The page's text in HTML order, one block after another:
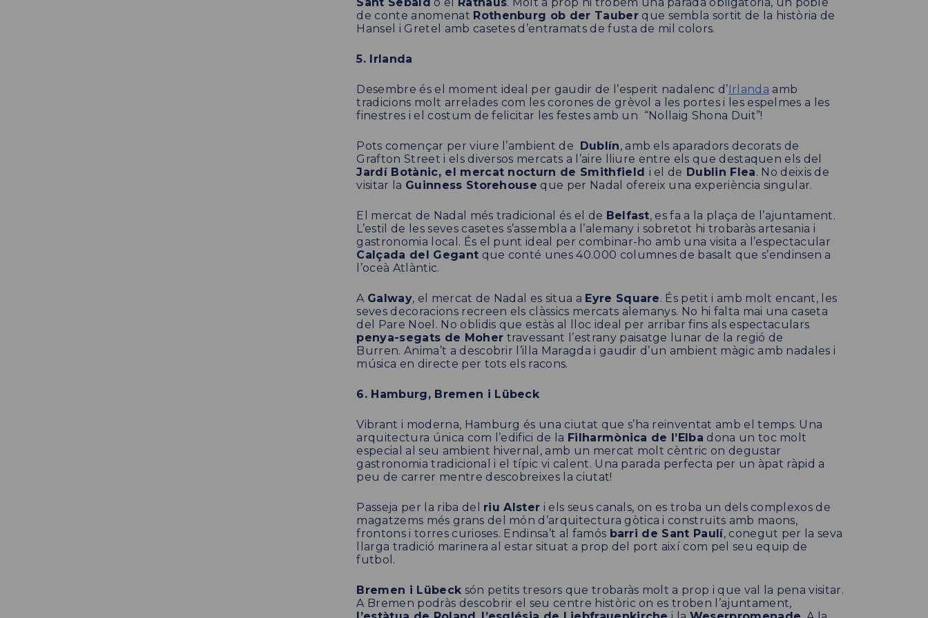
de conte anomenat Rothenburg ob der Tauberque sembla sortit de la història de
Hansel i Gretel amb casetes d’entramats de fusta de mil colors.
5. Irlanda
Desembre és el moment ideal per gaudir de l’esperit nadalenc d’Irlanda amb
tradicions molt arrelades com les corones de grèvol a les portes i les espelmes a les
finestres i el costum de felicitar les festes amb un “Nollaig Shona Duit”!
Pots començar per viure l’ambient de Dublín, amb els aparadors decorats de
Grafton Street i els diversos mercats a l’aire lliure entre els que destaquen els del
Jardí Botànic, el mercat nocturn de Smithfield i el de Dublin Flea. No deixis de
visitar la Guinness Storehouse que per Nadal ofereix una experiència singular.
El mercat de Nadal més tradicional és el de Belfast, es fa a la plaça de l’ajuntament.
L’estil de les seves casetes s’assembla a l’alemany i sobretot hi trobaràs artesania i
gastronomia local. És el punt ideal per combinar-ho amb una visita a l’espectacular
Calçada del Gegant que conté unes 40.000 columnes de basalt que s’endinsen a
l’oceà Atlàntic.
A Galway, el mercat de Nadal es situa a Eyre Square. És petit i amb molt encant, les
seves decoracions recreen els clàssics mercats alemanys. No hi falta mai una caseta
del Pare Noel. No oblidis que estàs al lloc ideal per arribar fins als espectaculars
penya-segats de Moher travessant l’estrany paisatge lunar de la regió de
Burren. Anima’t a descobrir l’illa Maragda i gaudir d’un ambient màgic amb nadales i
música en directe per tots els racons.
6. Hamburg, Bremen i Lübeck
Vibrant i moderna, Hamburg és una ciutat que s’ha reinventat amb el temps. Una
arquitectura única com l’edifici de la Filharmònica de l’Elba dona un toc molt
especial al seu ambient hivernal, amb un mercat molt cèntric on degustar
gastronomia tradicional i el típic vi calent. Una parada perfecta per un àpat ràpid a
peu de carrer mentre descobreixes la ciutat!
Passeja per la riba del riu Alster i els seus canals, on es troba un dels complexos de
magatzems més grans del món d’arquitectura gòtica i construïts amb maons,
frontons i torres curioses. Endinsa’t al famós barri de Sant Paulí, conegut per la seva
llarga tradició marinera al estar situat a prop del port així com pel seu equip de
futbol.
Bremen i Lübeck són petits tresors que trobaràs molt a prop i que val la pena visitar.
A Bremen podràs descobrir el seu centre històric on es troben l’ajuntament,